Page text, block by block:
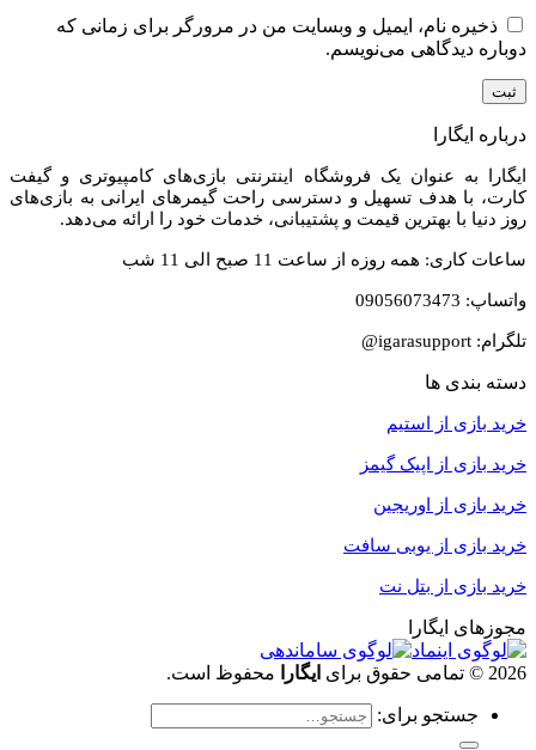
ذخیره نام، ایمیل و وبسایت من در مرورگر برای زمانی که
دوباره دیدگاهی می‌نویسم.
درباره ایگارا
ایگارا به عنوان یک فروشگاه اینترنتی بازی‌های کامپیوتری و گیفت
کارت، با هدف تسهیل و دسترسی راحت گیمرهای ایرانی به بازی‌های
روز دنیا با بهترین قیمت و پشتیبانی، خدمات خود را ارائه می‌دهد.
ساعات کاری: همه روزه از ساعت 11 صبح الی 11 شب
واتساپ: 09056073473
تلگرام: igarasupport@
دسته بندی ها
خرید بازی از استیم
خرید بازی از اپیک گیمز
خرید بازی از اوریجین
خرید بازی از یوبی سافت
خرید بازی از بتل نت
مجوزهای ایگارا
2026 © تمامی حقوق برای ایگارا محفوظ است.
جستجو برای: